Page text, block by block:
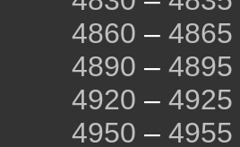
4860 – 4865
4890 – 4895
4920 – 4925
4950 – 4955